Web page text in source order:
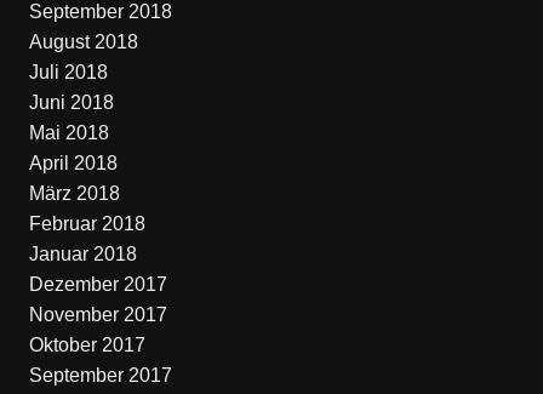
September 2018
August 2018
Juli 2018
Juni 2018
Mai 2018
April 2018
März 2018
Februar 2018
Januar 2018
Dezember 2017
November 2017
Oktober 2017
September 2017